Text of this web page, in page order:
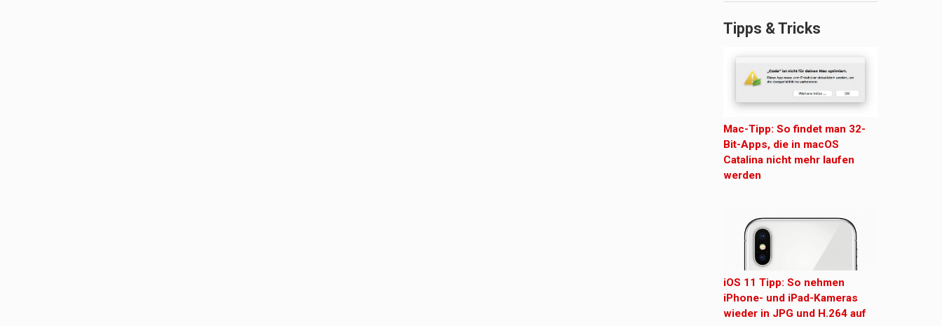
Tipps & Tricks
Mac-Tipp: So findet man 32-
Bit-Apps, die in macOS
Catalina nicht mehr laufen
werden
iOS 11 Tipp: So nehmen
iPhone- und iPad-Kameras
wieder in JPG und H.264 auf